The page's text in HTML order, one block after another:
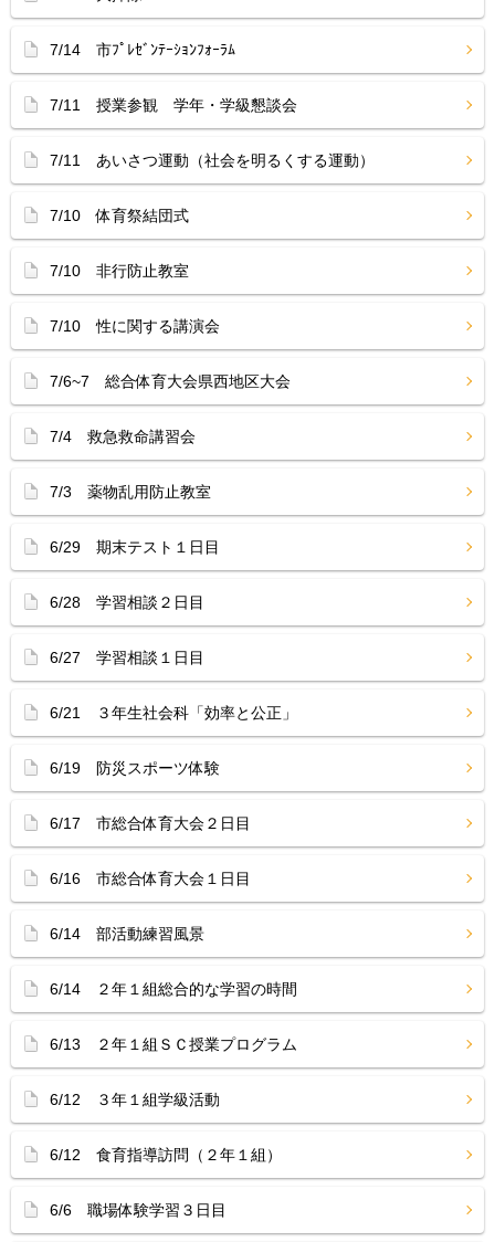
7/14 市ﾌﾟﾚｾﾞﾝﾃｰｼｮﾝﾌｫｰﾗﾑ
7/11 授業参観 学年・学級懇談会
7/11 あいさつ運動（社会を明るくする運動）
7/10 体育祭結団式
7/10 非行防止教室
7/10 性に関する講演会
7/6~7 総合体育大会県西地区大会
7/4 救急救命講習会
7/3 薬物乱用防止教室
6/29 期末テスト１日目
6/28 学習相談２日目
6/27 学習相談１日目
6/21 ３年生社会科「効率と公正」
6/19 防災スポーツ体験
6/17 市総合体育大会２日目
6/16 市総合体育大会１日目
6/14 部活動練習風景
6/14 ２年１組総合的な学習の時間
6/13 ２年１組ＳＣ授業プログラム
6/12 ３年１組学級活動
6/12 食育指導訪問（２年１組）
6/6 職場体験学習３日目